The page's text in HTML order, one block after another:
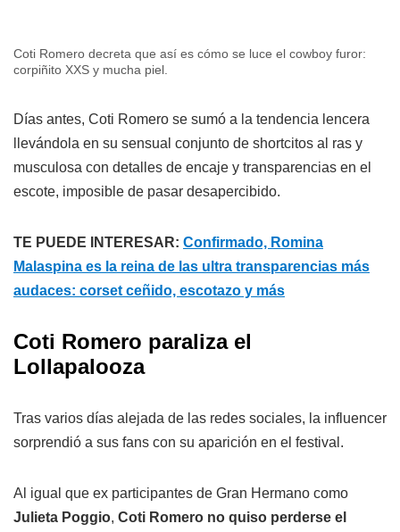
Coti Romero decreta que así es cómo se luce el cowboy furor:
corpiñito XXS y mucha piel.
Días antes, Coti Romero se sumó a la tendencia lencera
llevándola en su sensual conjunto de shortcitos al ras y
musculosa con detalles de encaje y transparencias en el
escote, imposible de pasar desapercibido.
TE PUEDE INTERESAR: Confirmado, Romina
Malaspina es la reina de las ultra transparencias más
audaces: corset ceñido, escotazo y más
Coti Romero paraliza el
Lollapalooza
Tras varios días alejada de las redes sociales, la influencer
sorprendió a sus fans con su aparición en el festival.
Al igual que ex participantes de Gran Hermano como
Julieta Poggio, Coti Romero no quiso perderse el